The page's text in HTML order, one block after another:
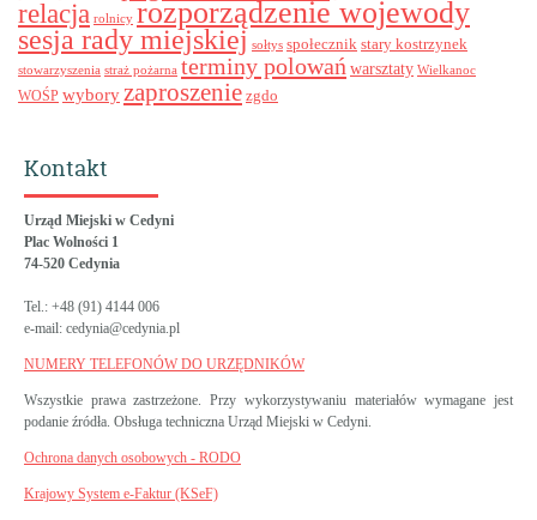
relacja rolnicy rozporządzenie wojewody
sesja rady miejskiej sołtys społecznik stary kostrzynek
stowarzyszenia straż pożarna terminy polowań warsztaty Wielkanoc
WOŚP wyboryzaproszenie zgdo
Kontakt
Urząd Miejski w Cedyni
Plac Wolności 1
74-520 Cedynia
Tel.: +48 (91) 4144 006
e-mail: cedynia@cedynia.pl
NUMERY TELEFONÓW DO URZĘDNIKÓW
Wszystkie prawa zastrzeżone. Przy wykorzystywaniu materiałów wymagane jest
podanie źródła. Obsługa techniczna Urząd Miejski w Cedyni.
Ochrona danych osobowych - RODO
Krajowy System e-Faktur (KSeF)